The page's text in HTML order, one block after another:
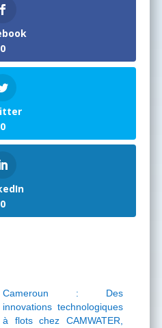
0
0
0
Cameroun : Des
innovations technologiques
à flots chez CAMWATER,